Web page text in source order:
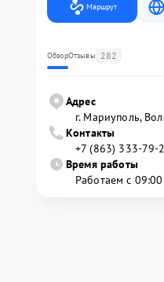
Маршрут
ОбзорОтзывы 282
Адрес
г. Мариуполь,
Контакты
+7 (863) 333-79-
Время работы
Работаем с